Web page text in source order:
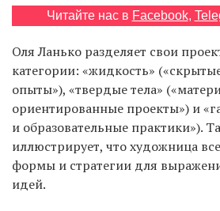
Читайте нас в Facebook,
Оля Ланько разделяет свои
категории: «жидкость»
опыты»), «твердые тела»
ориентированные проекты») и
и образовательные практики»).
иллюстрирует, что художница
формы и стратегии для
идей.